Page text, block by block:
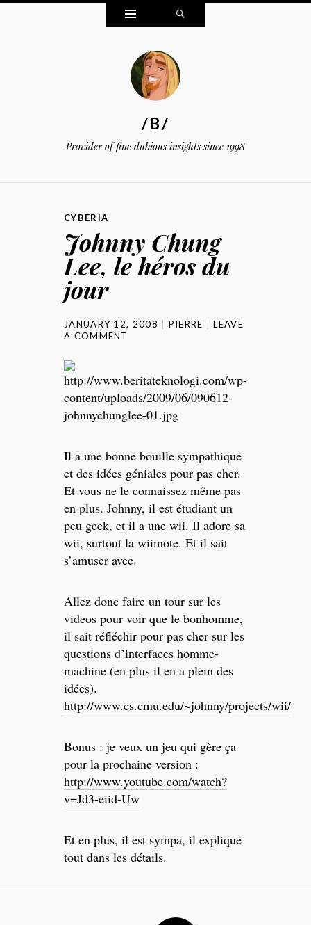
Widgets
/B/
Provider of fine dubious insights since 1998
CYBERIA
Johnny Chung
Lee, le héros du
jour
JANUARY 12, 2008 PIERRE
LEAVE
A COMMENT
Il a une bonne bouille sympathique
et des idées géniales pour pas cher.
Et vous ne le connaissez même pas
en plus. Johnny, il est étudiant un
peu geek, et il a une wii. Il adore sa
wii, surtout la wiimote. Et il sait
s’amuser avec.
Allez donc faire un tour sur les
videos pour voir que le bonhomme,
il sait réfléchir pour pas cher sur les
questions d’interfaces homme-
machine (en plus il en a plein des
idées).
http://www.cs.cmu.edu/~johnny/projects/wii/
Bonus : je veux un jeu qui gère ça
pour la prochaine version :
http://www.youtube.com/watch?
v=Jd3-eiid-Uw
Et en plus, il est sympa, il explique
tout dans les détails.